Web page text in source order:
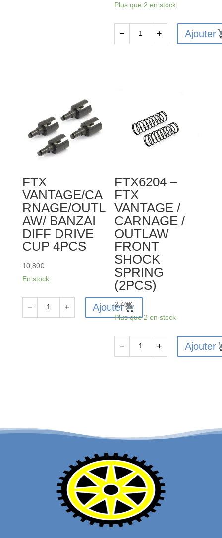
Plus que 2 en stock
SHAFT&PISTON
2SETS
− + Ajouter
FTX
VANTAGE/CA
RNAGE/OUTL
AW/ BANZAI
DIFF DRIVE
CUP 4PCS
10,80€
En stock
− + Ajouter
FTX6204 –
FTX
VANTAGE /
CARNAGE /
OUTLAW
FRONT
SHOCK
SPRING
(2PCS)
2,40€
Plus que 2 en stock
CARNAGE
/
OUTLAW
FRONT
SHOCK
SPRING
(2PCS)
− + Ajouter